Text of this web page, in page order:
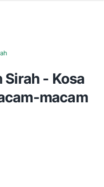
Sirah - Kosa
macam